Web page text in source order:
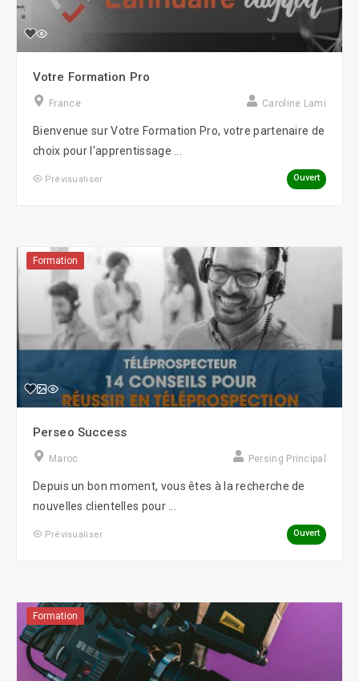
Votre Formation Pro
France Caroline Lami
Bienvenue sur Votre Formation Pro, votre partenaire de
choix pour l'apprentissage ...
Prévisualiser Ouvert
Formation
Perseo Success
Maroc Persing Principal
Depuis un bon moment, vous êtes à la recherche de
nouvelles clientelles pour ...
Prévisualiser Ouvert
Formation